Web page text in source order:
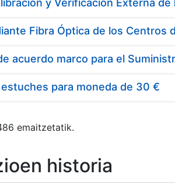
para moneda de 30 €
emaitzetatik.
historia